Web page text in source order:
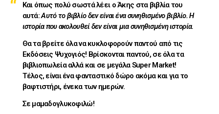
Και όπως πολύ σωστά λέει ο Άκης στα βιβλία του
αυτά:Αυτό το βιβλίο δεν είναι ένα συνηθισμένο βιβλίο. Η
ιστορία που ακολουθεί δεν είναι μια συνηθισμένη ιστορία.
Θα τα βρείτε όλα να κυκλοφορούν παντού από τις
Εκδόσεις Ψυχογιός! Βρίσκονται παντού, σε όλα τα
βιβλιοπωλεία αλλά και σε μεγάλα Super Market!
Τέλος, είναι ένα φανταστικό δώρο ακόμα και για το
βαφτιστήρι, ένεκα των ημερών.
Σε μαμαδογλυκοφιλώ!